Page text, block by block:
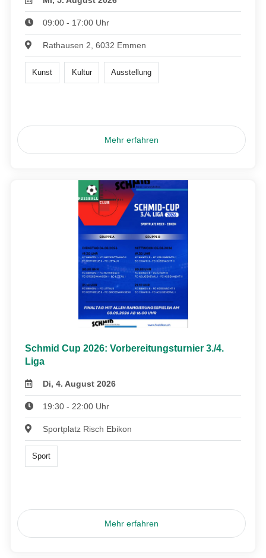
09:00 - 17:00 Uhr
Rathausen 2, 6032 Emmen
Kunst Kultur Ausstellung
Mehr erfahren
Schmid Cup 2026: Vorbereitungsturnier 3./4.
Liga
Di, 4. August 2026
19:30 - 22:00 Uhr
Sportplatz Risch Ebikon
Sport
Mehr erfahren